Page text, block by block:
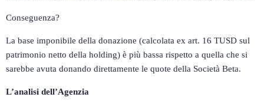
Conseguenza?
La base imponibile della donazione (calcolata ex art. 16 TUSD sul
patrimonio netto della holding) è più bassa rispetto a quella che si
sarebbe avuta donando direttamente le quote della Società Beta.
L’analisi dell’Agenzia